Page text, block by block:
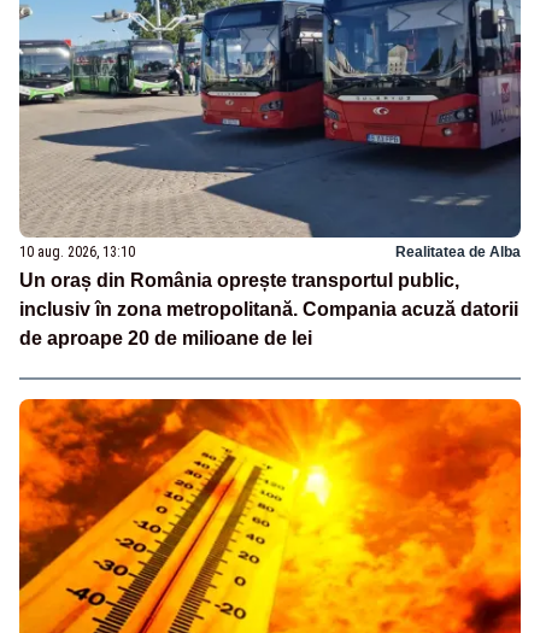
10 aug. 2026, 13:10 Realitatea de Alba
Un oraș din România oprește transportul public,
inclusiv în zona metropolitană. Compania acuză datorii
de aproape 20 de milioane de lei